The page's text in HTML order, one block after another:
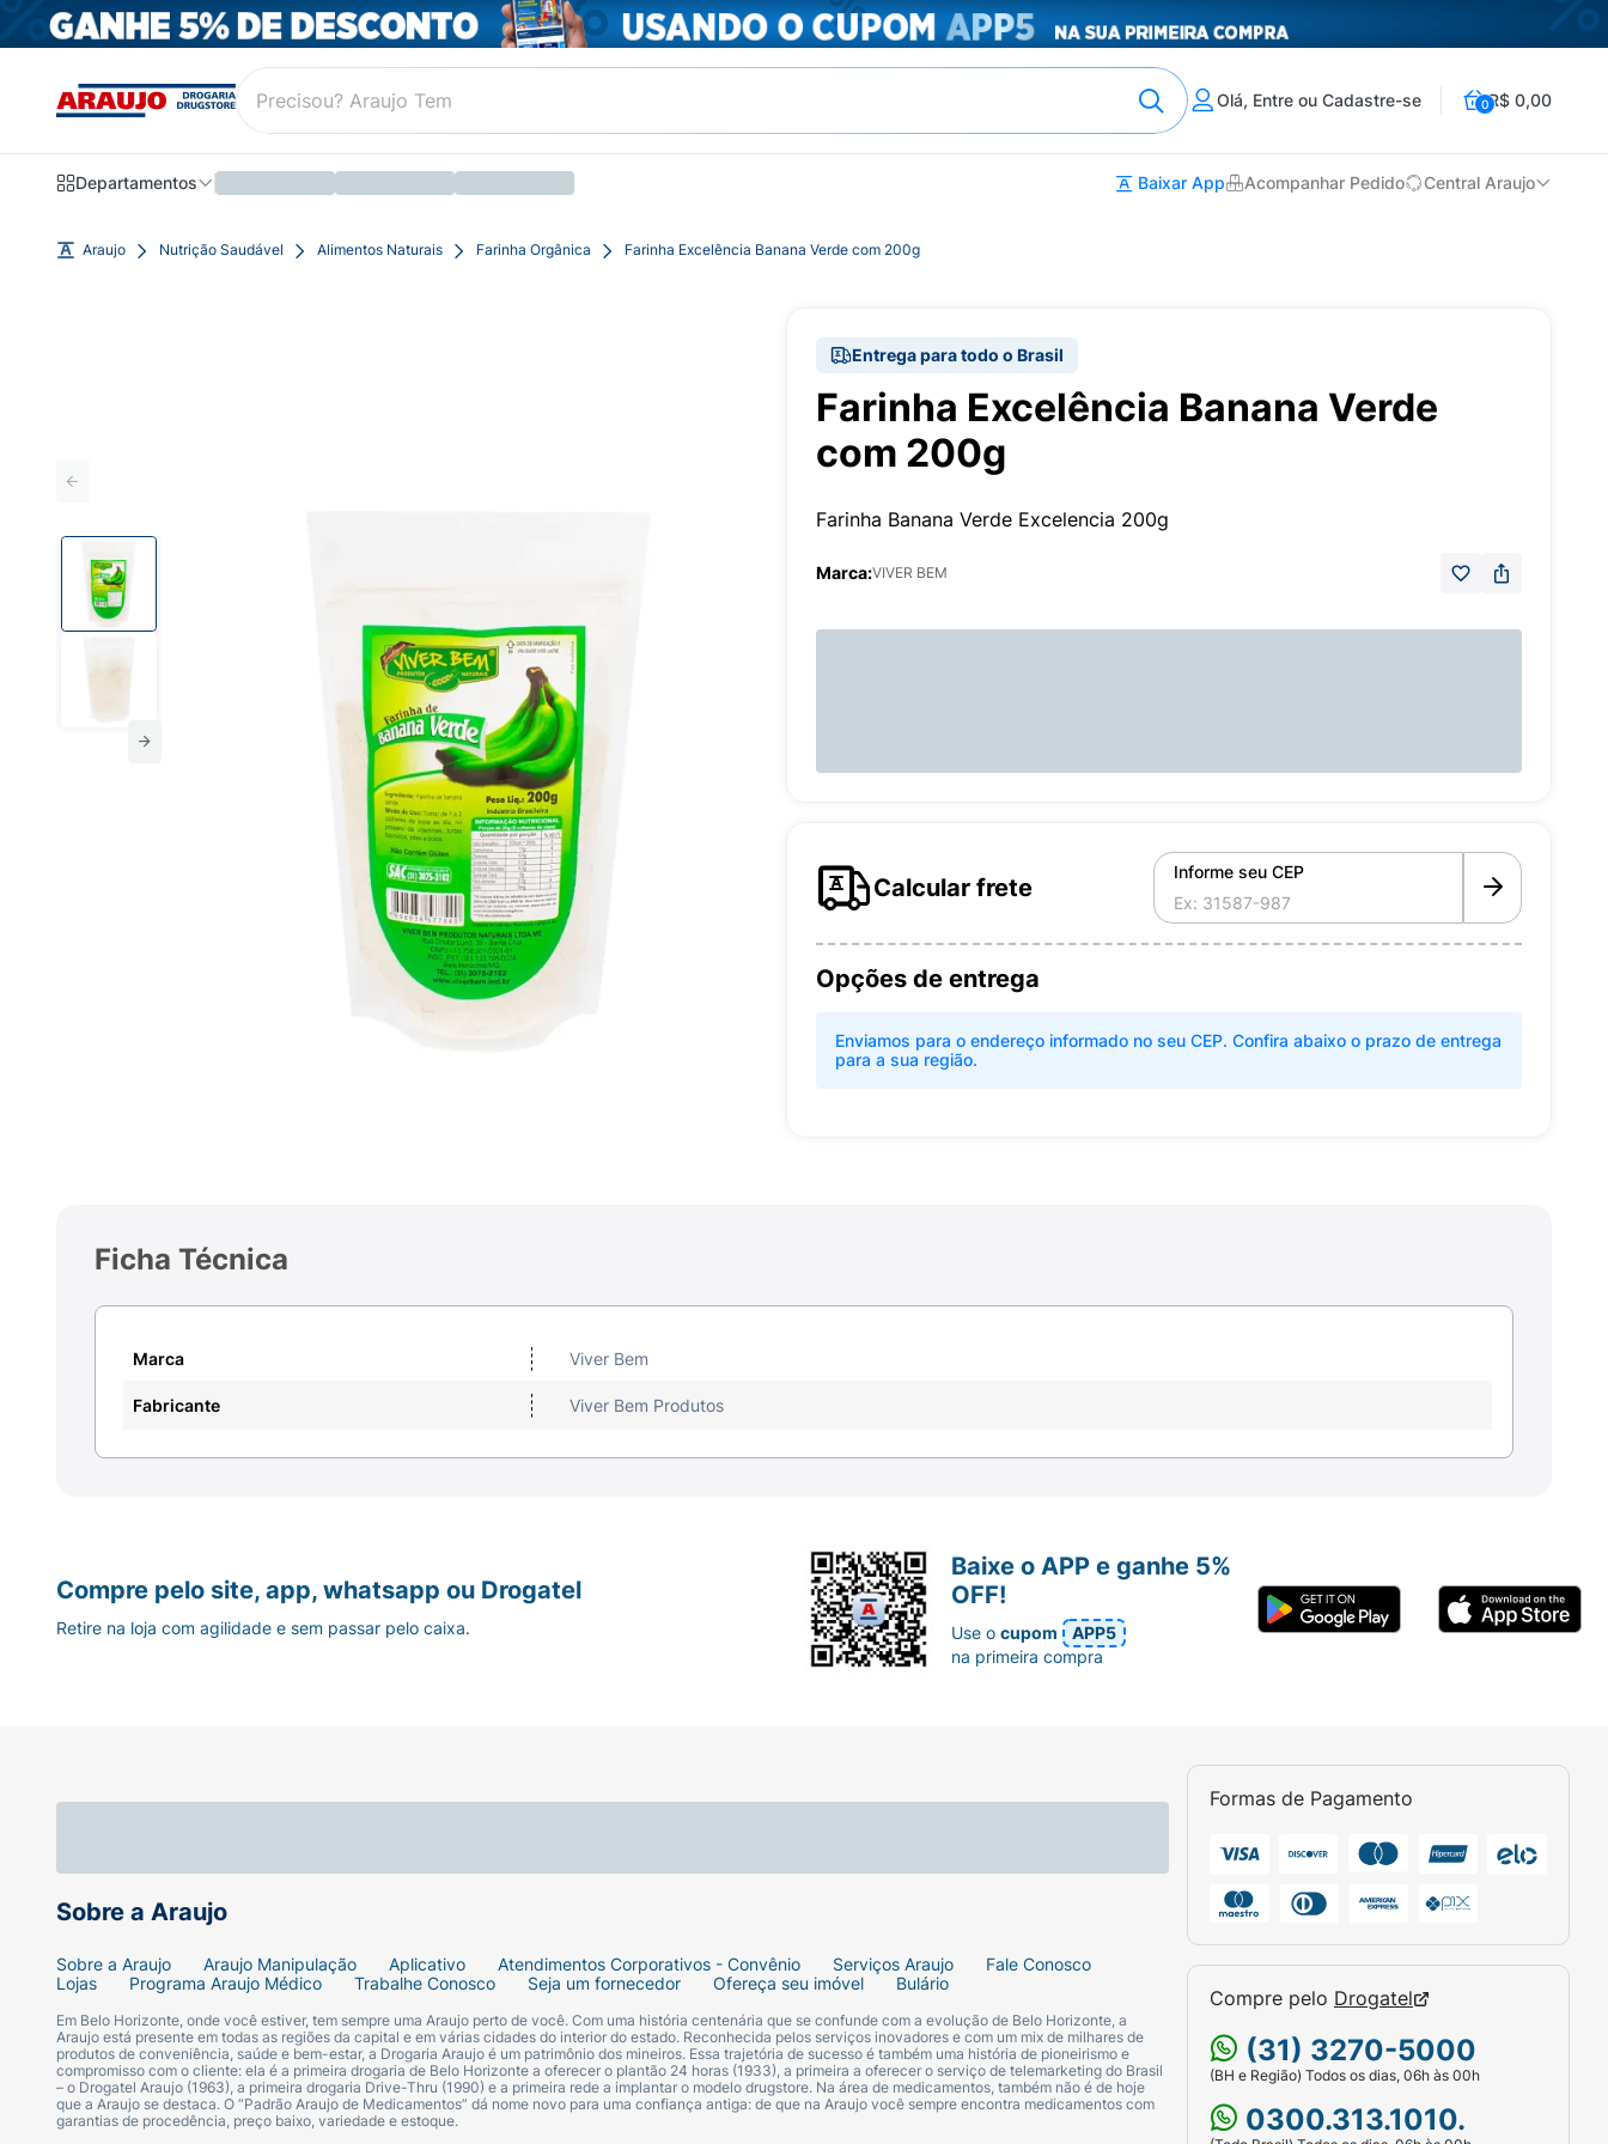
Olá, Entre ou Cadastre-se 0R$ 0,00
Departamentos Baixar App Acompanhar Pedido Central Araujo
Araujo Nutrição Saudável Alimentos Naturais Farinha Orgânica Farinha Excelência Banana Verde com 200g
Entrega para todo o Brasil
Farinha Excelência Banana Verde
com 200g
Farinha Banana Verde Excelencia 200g
Marca:VIVER BEM
Calcular frete
Informe seu CEP
Opções de entrega
Enviamos para o endereço informado no seu CEP. Confira abaixo o prazo de entrega
para a sua região.
Ficha Técnica
Marca Viver Bem
Fabricante Viver Bem Produtos
Sobre a Araujo
Sobre a Araujo Araujo Manipulação Aplicativo Atendimentos Corporativos - Convênio Serviços Araujo
Fale Conosco
Lojas
Programa Araujo Médico Trabalhe Conosco Seja um fornecedor Ofereça seu imóvel Bulário
Em Belo Horizonte, onde você estiver, tem sempre uma Araujo perto de você. Com uma história centenária que se confunde com a evolução de Belo Horizonte, a
Araujo está presente em todas as regiões da capital e em várias cidades do interior do estado. Reconhecida pelos serviços inovadores e com um mix de milhares de
produtos de conveniência, saúde e bem-estar, a Drogaria Araujo é um patrimônio dos mineiros. Essa trajetória de sucesso é também uma história de pioneirismo e
compromisso com o cliente: ela é a primeira drogaria de Belo Horizonte a oferecer o plantão 24 horas (1933), a primeira a oferecer o serviço de telemarketing do Brasil
– o Drogatel Araujo (1963), a primeira drogaria Drive-Thru (1990) e a primeira rede a implantar o modelo drugstore. Na área de medicamentos, também não é de hoje
que a Araujo se destaca. O “Padrão Araujo de Medicamentos” dá nome novo para uma confiança antiga: de que na Araujo você sempre encontra medicamentos com
garantias de procedência, preço baixo, variedade e estoque.
Formas de Pagamento
Compre pelo Drogatel
(31) 3270-5000
(BH e Região) Todos os dias, 06h às 00h
0300.313.1010.
Compre pelo site, app, whatsapp ou Drogatel
Retire na loja com agilidade e sem passar pelo caixa.
Baixe o APP e ganhe 5%
OFF!
Use ocupom
APP5
na primeira compra